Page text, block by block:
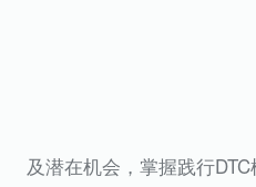
及潜在机会，掌握践行